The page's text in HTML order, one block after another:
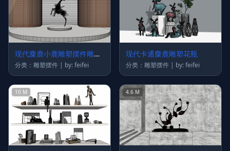
现代麋鹿小鹿雕塑摆件雕塑
小鹿雕塑
分类：雕塑摆件 | by: feifei
现代卡通麋鹿雕塑花瓶
分类：雕塑摆件 | by: feifei
10 M 4.6 M